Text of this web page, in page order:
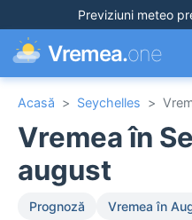
Previziuni meteo
Vremea.one
Acasă > Seychelles >
Vremea în
august
Prognoză Vremea în